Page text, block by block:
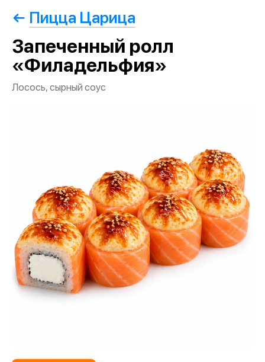
Пицца Царица
Запеченный ролл
«Филадельфия»
Лосось, сырный соус